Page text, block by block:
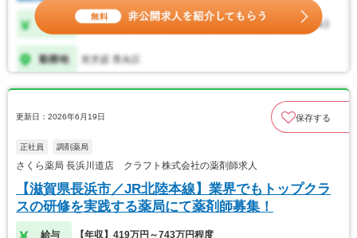
更新日：2026年6月19日 保存する
正社員 調剤薬局
さくら薬局 長浜川道店 クラフト株式会社の薬剤師求人
【滋賀県長浜市／JR北陸本線】業界でもトップクラ
スの研修を実践する薬局にて薬剤師募集！
給与 【年収】419万円～743万円程度